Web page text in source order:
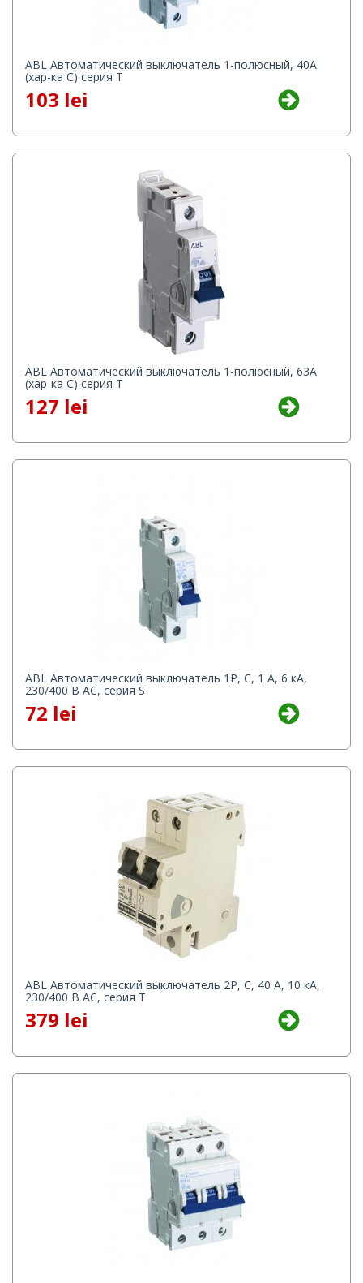
ABL Автоматический выключатель 1-полюсный, 40A
(хар-ка C) серия T
103 lei
ABL Автоматический выключатель 1-полюсный, 63A
(хар-ка C) серия T
127 lei
ABL Автоматический выключатель 1P, C, 1 A, 6 кА,
230/400 В AC, серия S
72 lei
ABL Автоматический выключатель 2P, C, 40 A, 10 кА,
230/400 В AC, серия Т
379 lei